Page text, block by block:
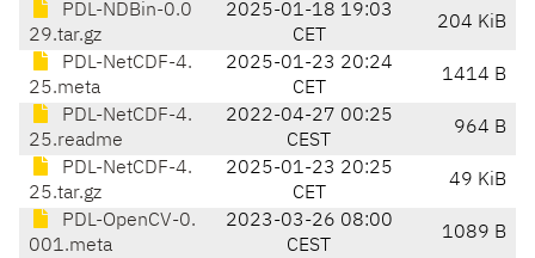
PDL-NDBin-0.0
29.tar.gz
2025-01-18 19:03
CET
204 KiB
PDL-NetCDF-4.
25.meta
2025-01-23 20:24
CET
1414 B
PDL-NetCDF-4.
25.readme
2022-04-27 00:25
CEST
964 B
PDL-NetCDF-4.
25.tar.gz
2025-01-23 20:25
CET
49 KiB
PDL-OpenCV-0.
001.meta
2023-03-26 08:00
CEST
1089 B